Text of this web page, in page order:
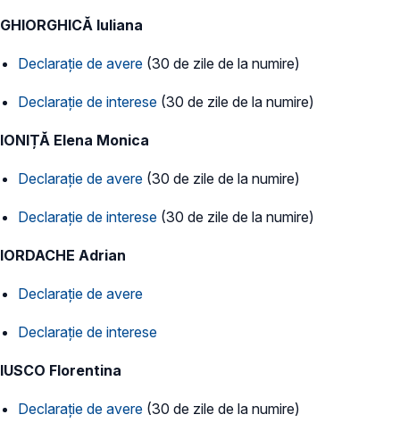
GHIORGHICĂ Iuliana
Declarație de avere (30 de zile de la numire)
Declarație de interese (30 de zile de la numire)
IONIȚĂ Elena Monica
Declarație de avere (30 de zile de la numire)
Declarație de interese (30 de zile de la numire)
IORDACHE Adrian
Declarație de avere
Declarație de interese
IUSCO Florentina
Declarație de avere (30 de zile de la numire)